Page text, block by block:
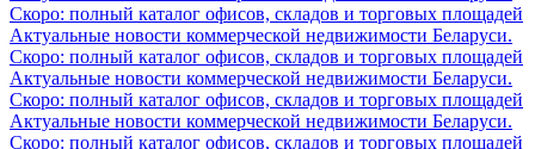
Скоро: полный каталог офисов, складов и торговых площадей
Актуальные новости коммерческой недвижимости Беларуси.
Скоро: полный каталог офисов, складов и торговых площадей
Актуальные новости коммерческой недвижимости Беларуси.
Скоро: полный каталог офисов, складов и торговых площадей
Актуальные новости коммерческой недвижимости Беларуси.
Скоро: полный каталог офисов, складов и торговых площадей